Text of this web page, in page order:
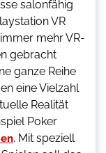
salonfähig
VR
mehr VR-
gebracht
ganze Reihe
eine Vielzahl
Realität
Poker
. Mit speziell